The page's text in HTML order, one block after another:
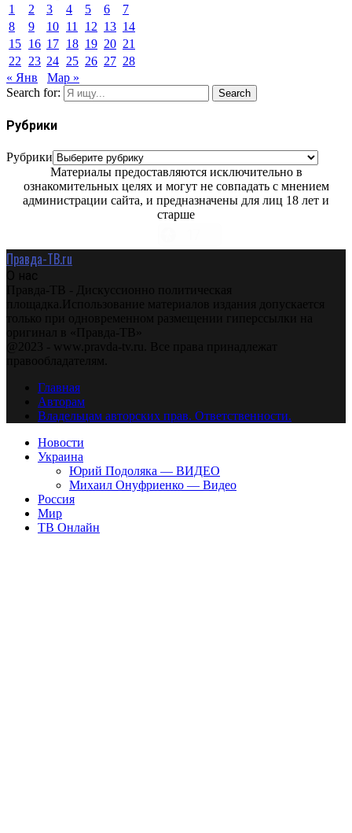
1
2 3 4 5 6
7
8
9 10 11 12 13 14
15 16 17 18 19 20 21
22
23 24 25 26 27 28
« Янв
Мар »
Search for:
Search
Рубрики
Рубрики
Материалы предоставляются исключительно в
ознакомительных целях и могут не совпадать с мнением
администрации сайта, и предназначены для лиц 18 лет и
старше
Правда-ТВ.ru
О нас
Правда-ТВ - Дискуссионно политическая
площадка.Использование материалов издания допускается
только при одновременном размещении гиперссылки на
оригинал в «Правда-ТВ»
@2023 - www.pravda-tv.ru. Все права принадлежат
правообладателям.
Главная
Авторам
Владельцам авторских прав. Ответственности.
Новости
Украина
Юрий Подоляка — ВИДЕО
Михаил Онуфриенко — Видео
Россия
Мир
ТВ Онлайн